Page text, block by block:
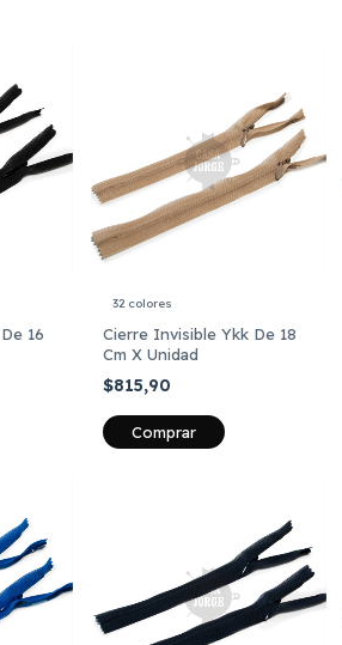
16
32 colores
Cierre Invisible Ykk De 18
Cm X Unidad
$815,90
Comprar